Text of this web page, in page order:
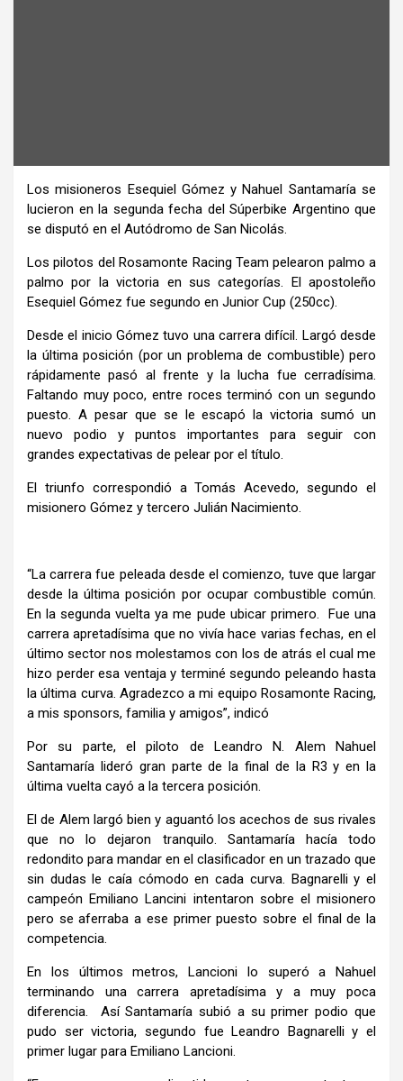
Los misioneros Esequiel Gómez y Nahuel Santamaría se
lucieron en la segunda fecha del Súperbike Argentino que
se disputó en el Autódromo de San Nicolás.
Los pilotos del Rosamonte Racing Team pelearon palmo a
palmo por la victoria en sus categorías. El apostoleño
Esequiel Gómez fue segundo en Junior Cup (250cc).
Desde el inicio Gómez tuvo una carrera difícil. Largó desde
la última posición (por un problema de combustible) pero
rápidamente pasó al frente y la lucha fue cerradísima.
Faltando muy poco, entre roces terminó con un segundo
puesto. A pesar que se le escapó la victoria sumó un
nuevo podio y puntos importantes para seguir con
grandes expectativas de pelear por el título.
El triunfo correspondió a Tomás Acevedo, segundo el
misionero Gómez y tercero Julián Nacimiento.
“La carrera fue peleada desde el comienzo, tuve que largar
desde la última posición por ocupar combustible común.
En la segunda vuelta ya me pude ubicar primero. Fue una
carrera apretadísima que no vivía hace varias fechas, en el
último sector nos molestamos con los de atrás el cual me
hizo perder esa ventaja y terminé segundo peleando hasta
la última curva. Agradezco a mi equipo Rosamonte Racing,
a mis sponsors, familia y amigos”, indicó
Por su parte, el piloto de Leandro N. Alem Nahuel
Santamaría lideró gran parte de la final de la R3 y en la
última vuelta cayó a la tercera posición.
El de Alem largó bien y aguantó los acechos de sus rivales
que no lo dejaron tranquilo. Santamaría hacía todo
redondito para mandar en el clasificador en un trazado que
sin dudas le caía cómodo en cada curva. Bagnarelli y el
campeón Emiliano Lancini intentaron sobre el misionero
pero se aferraba a ese primer puesto sobre el final de la
competencia.
En los últimos metros, Lancioni lo superó a Nahuel
terminando una carrera apretadísima y a muy poca
diferencia. Así Santamaría subió a su primer podio que
pudo ser victoria, segundo fue Leandro Bagnarelli y el
primer lugar para Emiliano Lancioni.